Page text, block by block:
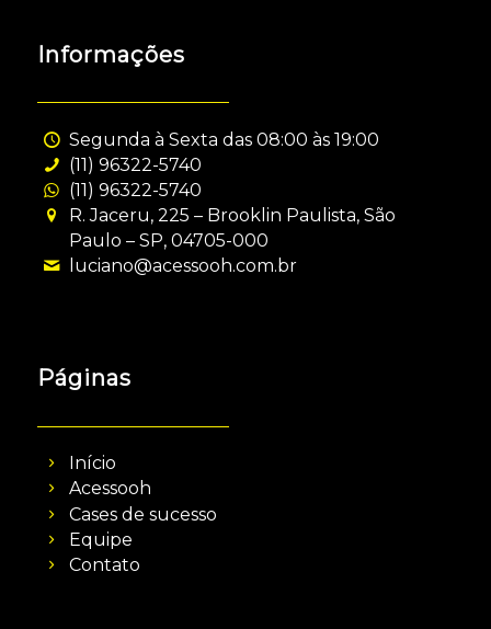
Informações
Segunda à Sexta das 08:00 às 19:00
(11) 96322-5740
(11) 96322-5740
R. Jaceru, 225 – Brooklin Paulista, São
Paulo – SP, 04705-000
luciano@acessooh.com.br
Páginas
Início
Acessooh
Cases de sucesso
Equipe
Contato